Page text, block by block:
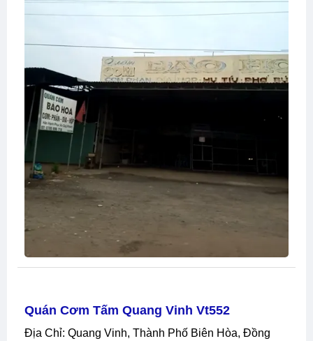
Quán Cơm Tấm Quang Vinh Vt552
Địa Chỉ: Quang Vinh, Thành Phố Biên Hòa, Đồng